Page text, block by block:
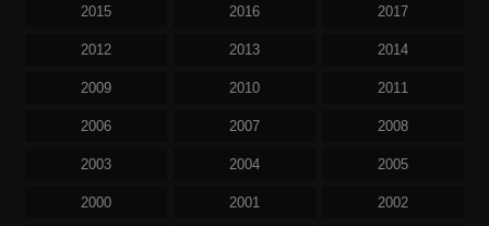
2017
2016
2015
2014
2013
2012
2011
2010
2009
2008
2007
2006
2005
2004
2003
2002
2001
2000